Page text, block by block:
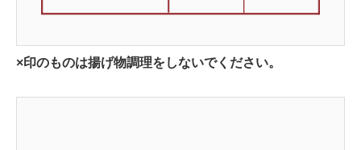
×印のものは揚げ物調理をしないでください。